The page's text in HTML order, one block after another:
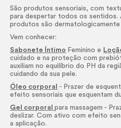
São produtos sensoriais, com
para despertar todos os sentidos.
produtos são
Vem conhecer:
Sabonete Íntimo Feminino e
cuidado e na proteção com
auxiliam no equilíbrio do PH da
cuidando da sua pele.
Óleo corporal
- Prazer de
efeito sensoriais que esquentam
Gel corporalpara massagem -
deslizar. Com ativo com efeito
a aplicação.